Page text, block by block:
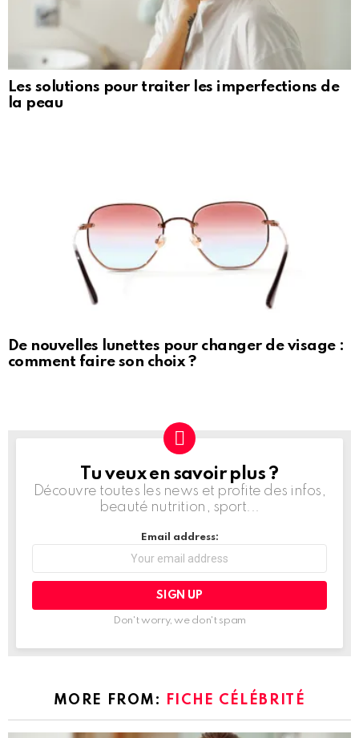
Les solutions pour traiter les imperfections de
la peau
De nouvelles lunettes pour changer de visage :
comment faire son choix ?
NEWSLETTERTu veux en savoir plus ?
Découvre toutes les news et profite des infos,
beauté nutrition, sport...
Email address:
Don't worry, we don't spam
MORE FROM: FICHE CÉLÉBRITÉ